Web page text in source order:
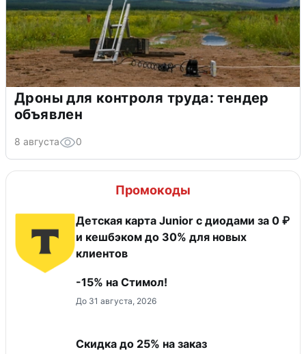
Дроны для контроля труда: тендер
объявлен
8 августа 0
Промокоды
Детская карта Junior с диодами за 0 ₽
и кешбэком до 30% для новых
клиентов
-15% на Стимол!
До 31 августа, 2026
Скидка до 25% на заказ